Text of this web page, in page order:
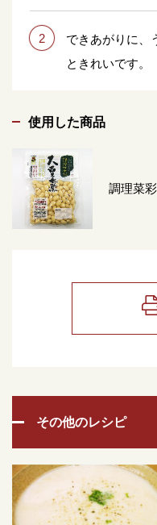
2
できあがりに、
ときれいです。
使用した商品
調理菜
その他のレシピ